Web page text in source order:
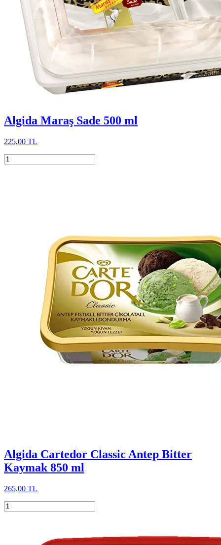
Algida Maraş Sade 500 ml
225,00 TL
Algida Cartedor Classic Antep Bitter
Kaymak 850 ml
265,00 TL